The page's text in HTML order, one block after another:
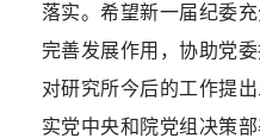
落实。希望新一届纪委
完善发展作用，协助党
对研究所今后的工作提
实党中央和院党组决策